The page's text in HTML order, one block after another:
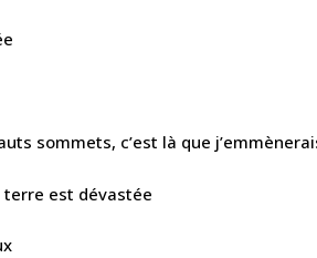
sommets, c’est là que
terre est dévastée